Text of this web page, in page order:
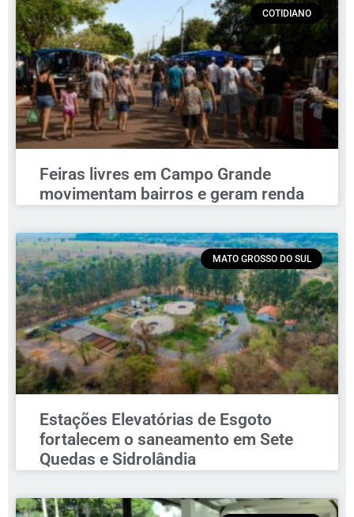
COTIDIANO
Feiras livres em Campo Grande
movimentam bairros e geram renda
MATO GROSSO DO SUL
Estações Elevatórias de Esgoto
fortalecem o saneamento em Sete
Quedas e Sidrolândia